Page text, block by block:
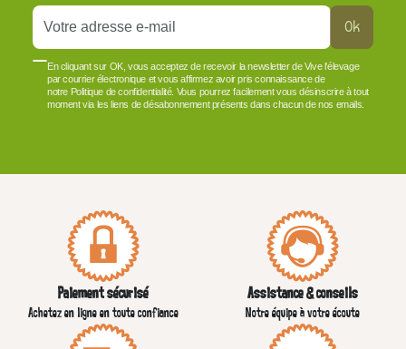
Ok
En cliquant sur OK, vous acceptez de recevoir la newsletter de Vive l'élevage
par courrier électronique et vous affirmez avoir pris connaissance de
notre Politique de confidentialité. Vous pourrez facilement vous désinscrire à tout
moment via les liens de désabonnement présents dans chacun de nos emails.
Paiement sécurisé
Achetez en ligne en toute confiance
Assistance & conseils
Notre équipe à votre écoute